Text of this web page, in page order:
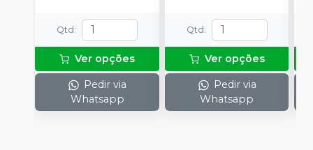
Qtd :
Ver opções
Pedir via
Whatsapp
Qtd :
Ver opções
Pedir via
Whatsapp